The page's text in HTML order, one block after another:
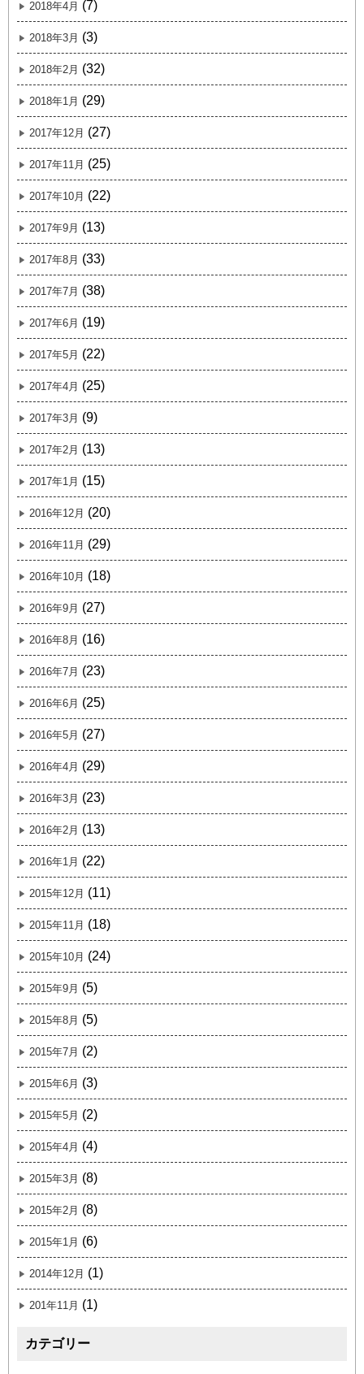
2018年4月 (7)
2018年3月 (3)
2018年2月 (32)
2018年1月 (29)
2017年12月 (27)
2017年11月 (25)
2017年10月 (22)
2017年9月 (13)
2017年8月 (33)
2017年7月 (38)
2017年6月 (19)
2017年5月 (22)
2017年4月 (25)
2017年3月 (9)
2017年2月 (13)
2017年1月 (15)
2016年12月 (20)
2016年11月 (29)
2016年10月 (18)
2016年9月 (27)
2016年8月 (16)
2016年7月 (23)
2016年6月 (25)
2016年5月 (27)
2016年4月 (29)
2016年3月 (23)
2016年2月 (13)
2016年1月 (22)
2015年12月 (11)
2015年11月 (18)
2015年10月 (24)
2015年9月 (5)
2015年8月 (5)
2015年7月 (2)
2015年6月 (3)
2015年5月 (2)
2015年4月 (4)
2015年3月 (8)
2015年2月 (8)
2015年1月 (6)
2014年12月 (1)
201年11月 (1)
カテゴリー